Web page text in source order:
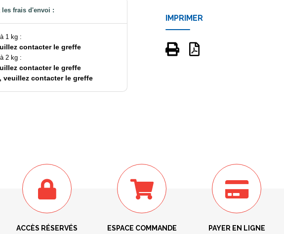
les frais d'envoi :
1 kg :
contacter le greffe
2 kg :
contacter le greffe
veuillez contacter le greffe
IMPRIMER
ACCÈS RÉSERVÉS ESPACE COMMANDE PAYER EN LIGNE